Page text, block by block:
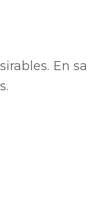
En
.